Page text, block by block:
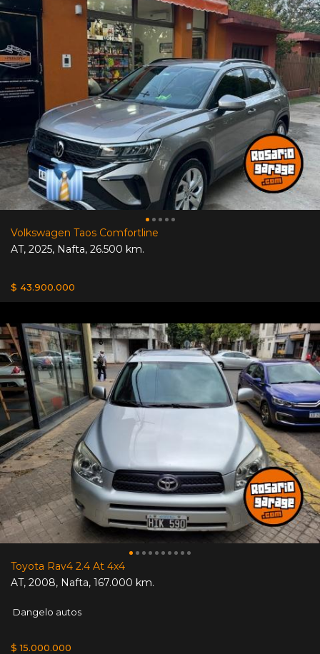
Volkswagen Taos Comfortline
AT, 2025, Nafta, 26.500 km.
$ 43.900.000
Toyota Rav4 2.4 At 4x4
AT, 2008, Nafta, 167.000 km.
Dangelo autos
$ 15.000.000